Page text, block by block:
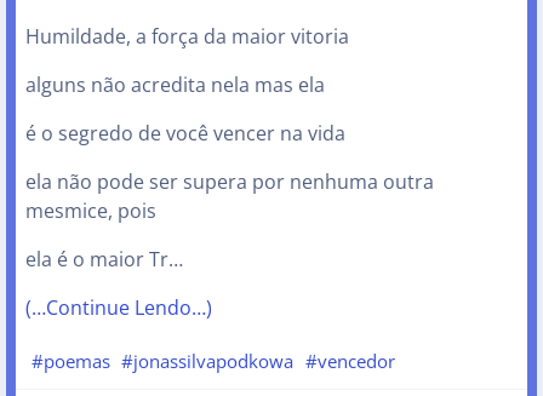
Humildade, a força da maior vitoria
alguns não acredita nela mas ela
é o segredo de você vencer na vida
ela não pode ser supera por nenhuma outra
mesmice, pois
ela é o maior Tr…
(…Continue Lendo…)
#poemas #jonassilvapodkowa #vencedor